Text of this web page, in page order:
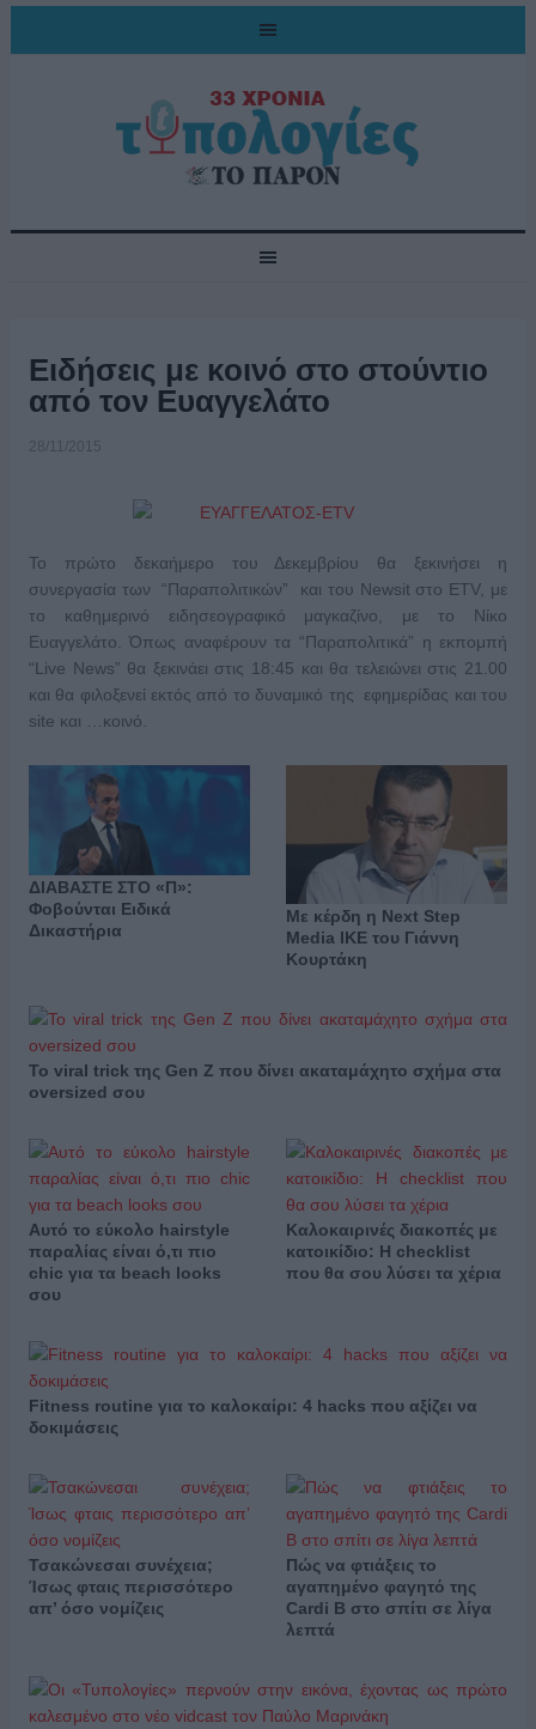
Ειδήσεις με κοινό στο στούντιο
από τον Ευαγγελάτο
28/11/2015
Το πρώτο δεκαήμερο του Δεκεμβρίου θα ξεκινήσει η
συνεργασία των “Παραπολιτικών” και του Newsit στο ETV, με
το καθημερινό ειδησεογραφικό μαγκαζίνο, με το Νίκο
Ευαγγελάτο. Όπως αναφέρουν τα “Παραπολιτικά” η εκπομπή
“Live News” θα ξεκινάει στις 18:45 και θα τελειώνει στις 21.00
και θα φιλοξενεί εκτός από το δυναμικό της εφημερίδας και του
site και …κοινό.
ΔΙΑΒΑΣΤΕ ΣΤΟ «Π»:
Φοβούνται Ειδικά
Δικαστήρια
Με κέρδη η Next Step
Media ΙΚΕ του Γιάννη
Κουρτάκη
Το viral trick της Gen Z που δίνει ακαταμάχητο σχήμα στα
oversized σου
Αυτό το εύκολο hairstyle
παραλίας είναι ό,τι πιο
chic για τα beach looks
σου
Καλοκαιρινές διακοπές με
κατοικίδιο: Η checklist
που θα σου λύσει τα χέρια
Fitness routine για το καλοκαίρι: 4 hacks που αξίζει να
δοκιμάσεις
Τσακώνεσαι συνέχεια;
Ίσως φταις περισσότερο
απ’ όσο νομίζεις
Πώς να φτιάξεις το
αγαπημένο φαγητό της
Cardi B στο σπίτι σε λίγα
λεπτά